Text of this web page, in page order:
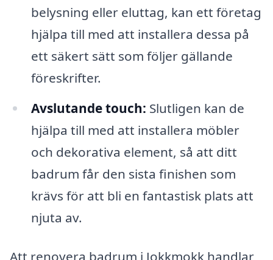
belysning eller eluttag, kan ett företag
hjälpa till med att installera dessa på
ett säkert sätt som följer gällande
föreskrifter.
Avslutande touch: Slutligen kan de
hjälpa till med att installera möbler
och dekorativa element, så att ditt
badrum får den sista finishen som
krävs för att bli en fantastisk plats att
njuta av.
Att renovera badrum i Jokkmokk handlar